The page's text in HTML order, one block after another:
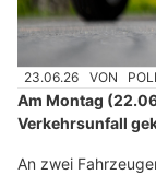
23.06.26 VON
Am Montag
Verkehrsunfall
An zwei